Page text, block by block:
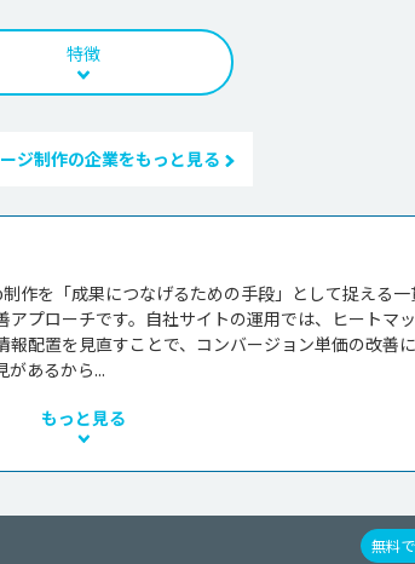
特徴
ジ制作の企業をもっと見る
作を「成果につなげるための手段」として捉える一
プローチです。自社サイトの運用では、ヒートマ
配置を見直すことで、コンバージョン単価の改善
があるから...
もっと見る
無料